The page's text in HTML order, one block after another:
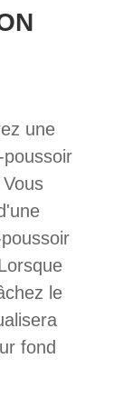
une
le
fond